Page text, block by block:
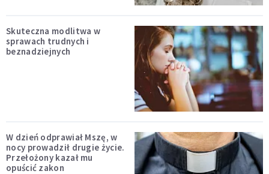
Skuteczna modlitwa w
sprawach trudnych i
beznadziejnych
W dzień odprawiał Mszę, w
nocy prowadził drugie życie.
Przełożony kazał mu
opuścić zakon